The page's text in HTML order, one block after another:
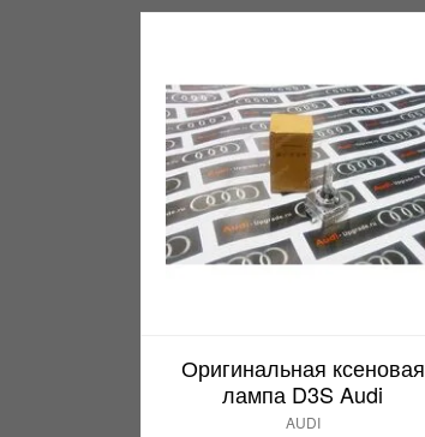
Оригинальная ксеновая
лампа D3S Audi
AUDI